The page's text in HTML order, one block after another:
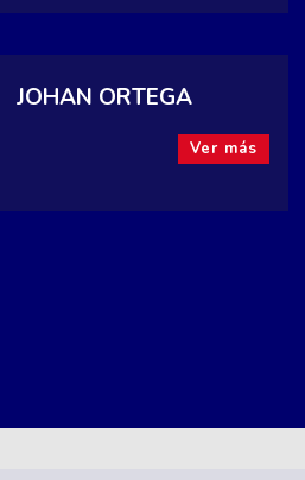
JOHAN ORTEGA
Ver más